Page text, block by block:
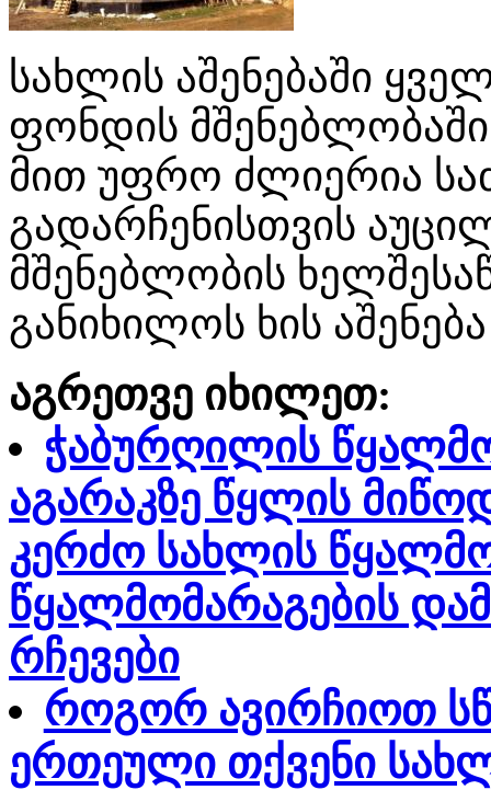
სახლის აშენებაში
ფონდის
მით უფრო ძლიერია
გადარჩენისთვის
მშენებლობის
განიხილოს ხის
აგრეთვე იხილეთ:
ჭაბურღილის
აგარაკზე წყლის
კერძო სახლის
წყალმომარაგების
რჩევები
როგორ ავირჩიოთ
ერთეული თქვენი